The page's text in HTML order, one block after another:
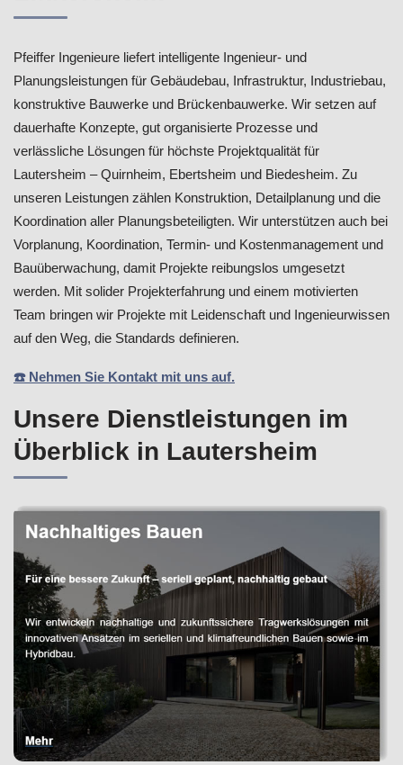
Pfeiffer Ingenieure liefert intelligente Ingenieur- und
Planungsleistungen für Gebäudebau, Infrastruktur, Industriebau,
konstruktive Bauwerke und Brückenbauwerke. Wir setzen auf
dauerhafte Konzepte, gut organisierte Prozesse und
verlässliche Lösungen für höchste Projektqualität für
Lautersheim – Quirnheim, Ebertsheim und Biedesheim. Zu
unseren Leistungen zählen Konstruktion, Detailplanung und die
Koordination aller Planungsbeteiligten. Wir unterstützen auch bei
Vorplanung, Koordination, Termin- und Kostenmanagement und
Bauüberwachung, damit Projekte reibungslos umgesetzt
werden. Mit solider Projekterfahrung und einem motivierten
Team bringen wir Projekte mit Leidenschaft und Ingenieurwissen
auf den Weg, die Standards definieren.
☎️ Nehmen Sie Kontakt mit uns auf.
Unsere Dienstleistungen im
Überblick in Lautersheim